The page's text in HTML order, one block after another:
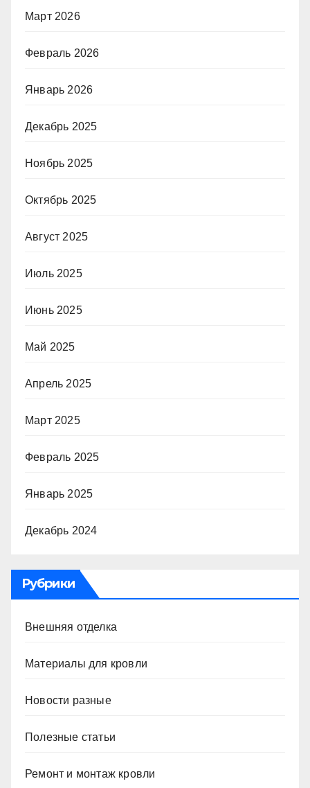
Март 2026
Февраль 2026
Январь 2026
Декабрь 2025
Ноябрь 2025
Октябрь 2025
Август 2025
Июль 2025
Июнь 2025
Май 2025
Апрель 2025
Март 2025
Февраль 2025
Январь 2025
Декабрь 2024
Рубрики
Внешняя отделка
Материалы для кровли
Новости разные
Полезные статьи
Ремонт и монтаж кровли